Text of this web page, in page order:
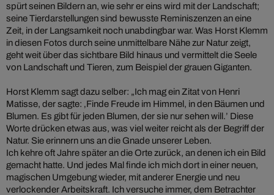
spürt seinen Bildern an, wie sehr er eins wird mit der Landschaft;
seine Tierdarstellungen sind bewusste Reminiszenzen an eine
Zeit, in der Langsamkeit noch unabdingbar war. Was Horst Klemm
in diesen Fotos durch seine unmittelbare Nähe zur Natur zeigt,
geht weit über das sichtbare Bild hinaus und vermittelt die Seele
von Landschaft und Tieren, zum Beispiel der grauen Giganten.
Horst Klemm sagt dazu selber: „Ich mag ein Zitat von Henri
Matisse, der sagte: ‚Finde Freude im Himmel, in den Bäumen und
Blumen. Es gibt für jeden Blumen, der sie nur sehen will.’ Diese
Worte drücken etwas aus, was viel weiter reicht als der Begriff der
Natur. Sie erinnern uns an die Gnade unserer Leben.
Ich kehre oft Jahre später an die Orte zurück, an denen ich ein Bild
gemacht hatte. Und jedes Mal finde ich mich dort in einer neuen,
magischen Umgebung wieder, mit anderer Energie und neu
verlockender Arbeitskraft. Ich versuche immer, dem Betrachter